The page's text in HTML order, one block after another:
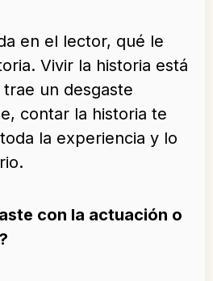
en el lector, qué le
Vivir la historia está
un desgaste
contar la historia te
la experiencia y lo
con la actuación o